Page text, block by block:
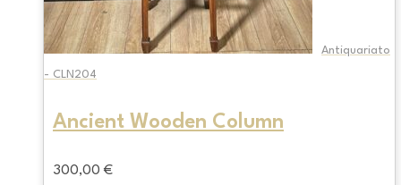
Antiquariato
- CLN204
Ancient Wooden Column
300,00 €